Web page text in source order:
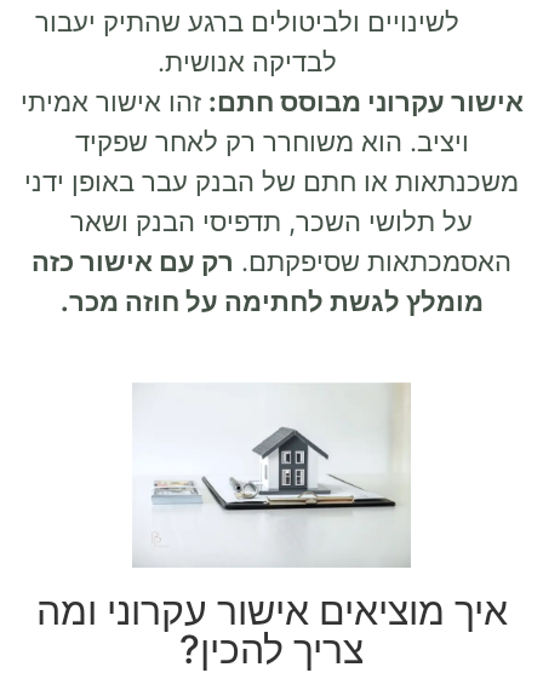
לשינויים ולביטולים ברגע שהתיק יעבור
לבדיקה אנושית.
אישור עקרוני מבוסס חתם: זהו אישור אמיתי
ויציב. הוא משוחרר רק לאחר שפקיד
משכנתאות או חתם של הבנק עבר באופן ידני
על תלושי השכר, תדפיסי הבנק ושאר
האסמכתאות שסיפקתם. רק עם אישור כזה
מומלץ לגשת לחתימה על חוזה מכר.
איך מוציאים אישור עקרוני ומה
צריך להכין?